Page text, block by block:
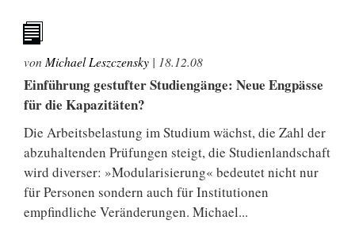
von Michael Leszczensky | 18.12.08
Einführung gestufter Studiengänge: Neue Engpässe
für die Kapazitäten?
Die Arbeitsbelastung im Studium wächst, die Zahl der
abzuhaltenden Prüfungen steigt, die Studienlandschaft
wird diverser: »Modularisierung« bedeutet nicht nur
für Personen sondern auch für Institutionen
empfindliche Veränderungen. Michael...